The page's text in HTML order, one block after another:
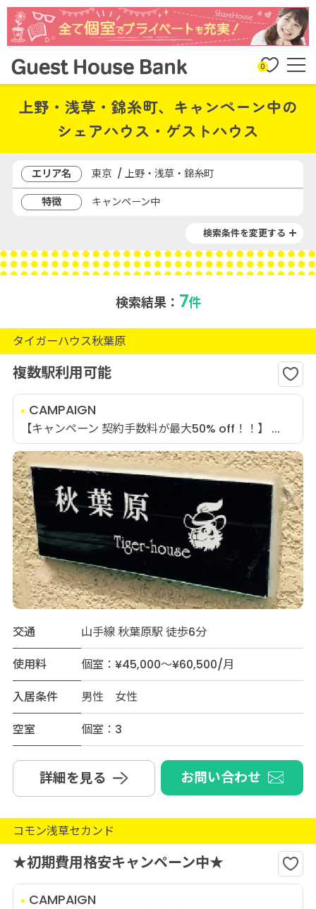
0
上野・浅草・錦糸町、キャンペーン中の
シェアハウス・ゲストハウス
エリア名
東京 / 上野・浅草・錦糸町
特徴
キャンペーン中
検索条件を変更する
検索結果： 7件
タイガーハウス秋葉原
複数駅利用可能
CAMPAIGN
【キャンペーン 契約手数料が最大50% off！！】 ...
交通
山手線 秋葉原駅 徒歩6分
使用料
個室：¥45,000～¥60,500/月
入居条件
男性 女性
空室
個室：3
詳細を見る お問い合わせ
コモン浅草セカンド
★初期費用格安キャンペーン中★
CAMPAIGN